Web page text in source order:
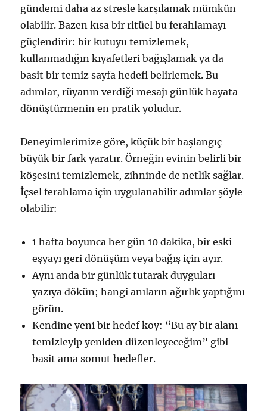
gündemi daha az stresle karşılamak mümkün
olabilir. Bazen kısa bir ritüel bu ferahlamayı
güçlendirir: bir kutuyu temizlemek,
kullanmadığın kıyafetleri bağışlamak ya da
basit bir temiz sayfa hedefi belirlemek. Bu
adımlar, rüyanın verdiği mesajı günlük hayata
dönüştürmenin en pratik yoludur.
Deneyimlerimize göre, küçük bir başlangıç
büyük bir fark yaratır. Örneğin evinin belirli bir
köşesini temizlemek, zihninde de netlik sağlar.
İçsel ferahlama için uygulanabilir adımlar şöyle
olabilir:
1 hafta boyunca her gün 10 dakika, bir eski
eşyayı geri dönüşüm veya bağış için ayır.
Aynı anda bir günlük tutarak duyguları
yazıya dökün; hangi anıların ağırlık yaptığını
görün.
Kendine yeni bir hedef koy: “Bu ay bir alanı
temizleyip yeniden düzenleyeceğim” gibi
basit ama somut hedefler.